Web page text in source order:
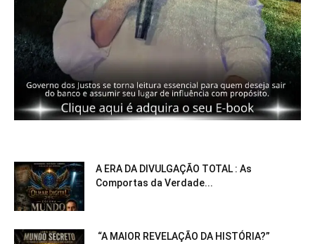
A ERA DA DIVULGAÇÃO TOTAL : As
Comportas da Verdade...
“A MAIOR REVELAÇÃO DA HISTÓRIA?”